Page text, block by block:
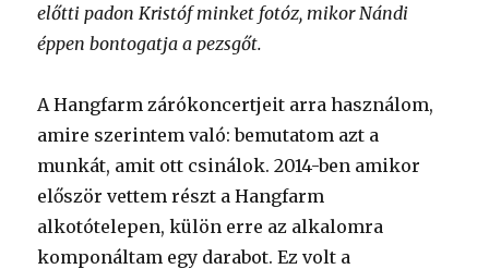
előtti padon Kristóf minket fotóz, mikor Nándi
éppen bontogatja a pezsgőt.
A Hangfarm zárókoncertjeit arra használom,
amire szerintem való: bemutatom azt a
munkát, amit ott csinálok. 2014-ben amikor
először vettem részt a Hangfarm
alkotótelepen, külön erre az alkalomra
komponáltam egy darabot. Ez volt a